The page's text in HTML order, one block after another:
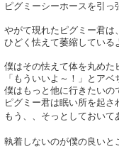
ピグミーシーホースを引
やがて現れたピグミー君は
ひどく怯えて萎縮している
僕はその怯えて体を丸めた
「もういいよ～！」とア
僕はもっと他に行きたいの
ピグミー君は眠い所を起
もう、、そっとしておい
執着しないのが僕の良い